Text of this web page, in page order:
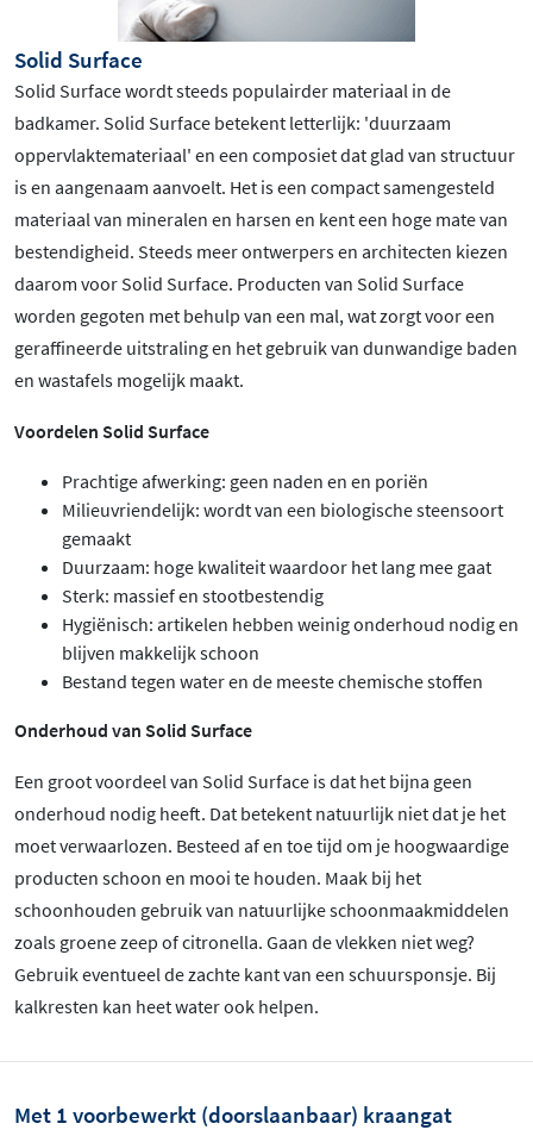
Solid Surface
Solid Surface wordt steeds populairder materiaal in de
badkamer. Solid Surface betekent letterlijk: 'duurzaam
oppervlaktemateriaal' en een composiet dat glad van structuur
is en aangenaam aanvoelt. Het is een compact samengesteld
materiaal van mineralen en harsen en kent een hoge mate van
bestendigheid. Steeds meer ontwerpers en architecten kiezen
daarom voor Solid Surface. Producten van Solid Surface
worden gegoten met behulp van een mal, wat zorgt voor een
geraffineerde uitstraling en het gebruik van dunwandige baden
en wastafels mogelijk maakt.
Voordelen Solid Surface
Prachtige afwerking: geen naden en en poriën
Milieuvriendelijk: wordt van een biologische steensoort
gemaakt
Duurzaam: hoge kwaliteit waardoor het lang mee gaat
Sterk: massief en stootbestendig
Hygiënisch: artikelen hebben weinig onderhoud nodig en
blijven makkelijk schoon
Bestand tegen water en de meeste chemische stoffen
Onderhoud van Solid Surface
Een groot voordeel van Solid Surface is dat het bijna geen
onderhoud nodig heeft. Dat betekent natuurlijk niet dat je het
moet verwaarlozen. Besteed af en toe tijd om je hoogwaardige
producten schoon en mooi te houden. Maak bij het
schoonhouden gebruik van natuurlijke schoonmaakmiddelen
zoals groene zeep of citronella. Gaan de vlekken niet weg?
Gebruik eventueel de zachte kant van een schuursponsje. Bij
kalkresten kan heet water ook helpen.
Met 1 voorbewerkt (doorslaanbaar) kraangat